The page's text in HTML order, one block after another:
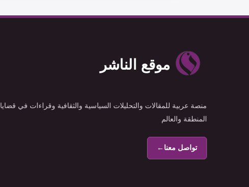
موقع الناشر
منصة عربية للمقالات والتحليلات السياسية والثقافية وقراءات في قضايا
المنطقة والعالم
تواصل معنا←